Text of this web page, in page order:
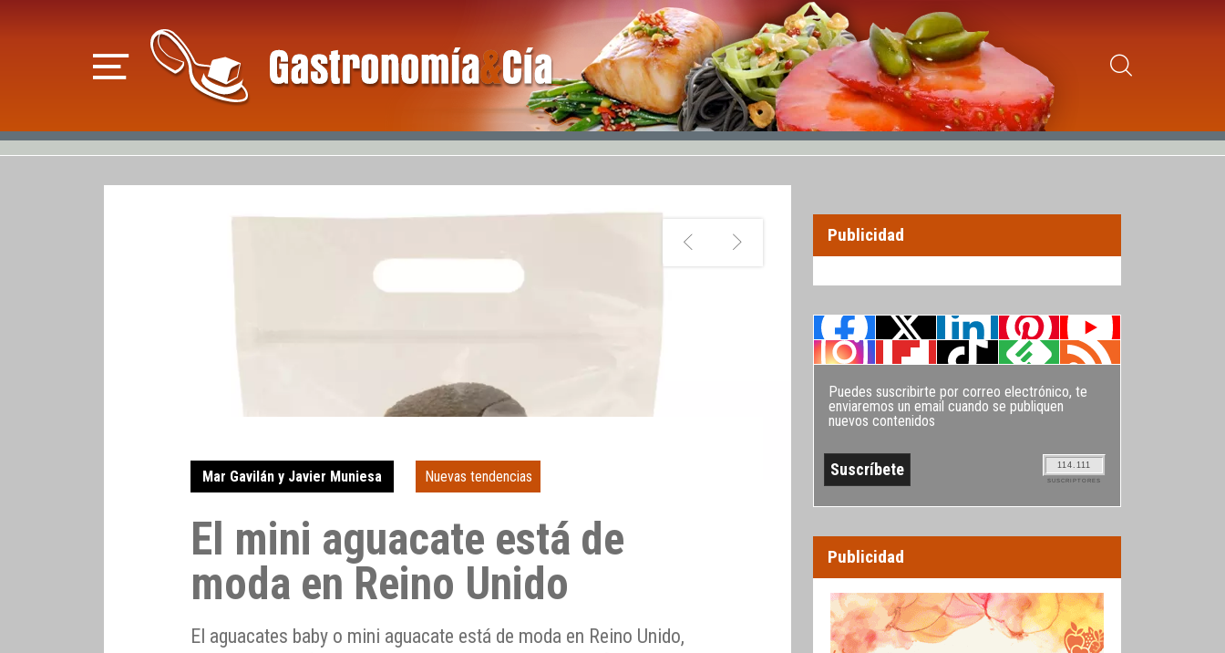
Mar Gavilán y Javier Muniesa Nuevas tendencias
El mini aguacate está de
moda en Reino Unido
El aguacates baby o mini aguacate está de moda en Reino Unido,
Publicidad
Puedes suscribirte por correo electrónico, te
enviaremos un email cuando se publiquen
nuevos contenidos
114.111
SUSCRIPTORES
Publicidad